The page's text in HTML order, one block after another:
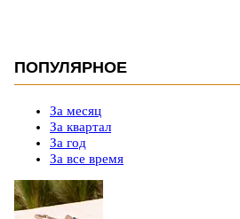
ПОПУЛЯРНОЕ
За месяц
За квартал
За год
За все время